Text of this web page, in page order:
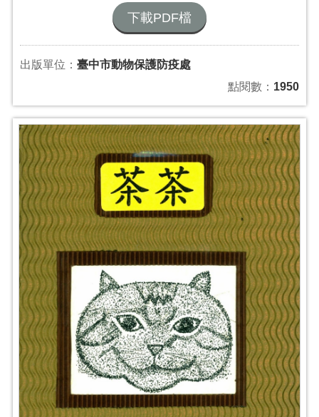
下載PDF檔
出版單位： 臺中市動物保護防疫處
點閱數： 1950